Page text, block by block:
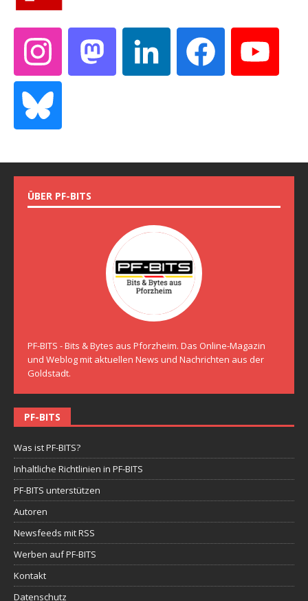
ÜBER PF-BITS
PF-BITS - Bits & Bytes aus Pforzheim. Das Online-Magazin
und Weblog mit aktuellen News und Nachrichten aus der
Goldstadt.
PF-BITS
Was ist PF-BITS?
Inhaltliche Richtlinien in PF-BITS
PF-BITS unterstützen
Autoren
Newsfeeds mit RSS
Werben auf PF-BITS
Kontakt
Datenschutz